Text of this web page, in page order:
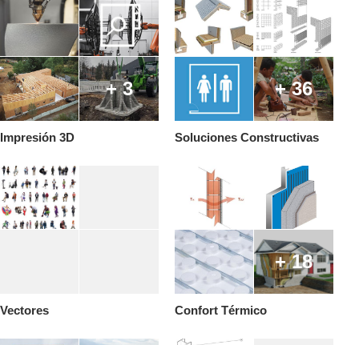
+ 3
Impresión 3D
+ 36
Soluciones Constructivas
Vectores
+ 18
Confort Térmico